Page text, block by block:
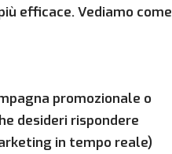
efficace. Vediamo come
promozionale o
desideri rispondere
in tempo reale)